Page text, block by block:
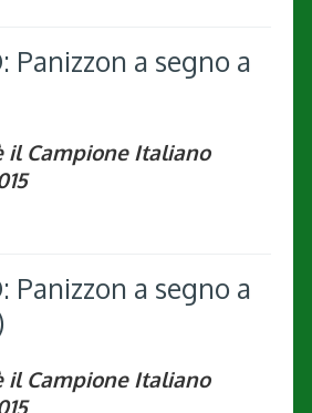
Panizzon a segno a
il Campione Italiano
Panizzon a segno a
il Campione Italiano